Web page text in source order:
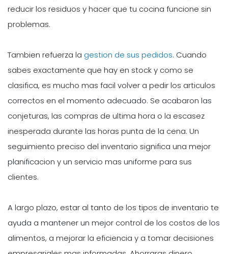
reducir los residuos y hacer que tu cocina funcione sin
problemas.
Tambien refuerza la gestion de sus pedidos. Cuando
sabes exactamente que hay en stock y como se
clasifica, es mucho mas facil volver a pedir los articulos
correctos en el momento adecuado. Se acabaron las
conjeturas, las compras de ultima hora o la escasez
inesperada durante las horas punta de la cena. Un
seguimiento preciso del inventario significa una mejor
planificacion y un servicio mas uniforme para sus
clientes.
A largo plazo, estar al tanto de los tipos de inventario te
ayuda a mantener un mejor control de los costos de los
alimentos, a mejorar la eficiencia y a tomar decisiones